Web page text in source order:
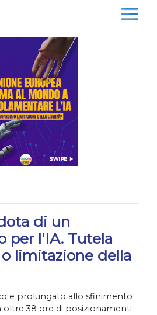
di un
per l'IA. Tutela
limitazione della
e prolungato allo sfinimento
oltre 38 ore di posizionamenti